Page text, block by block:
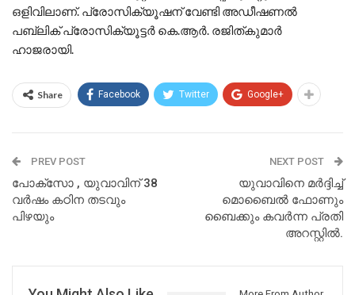
ഒളിവിലാണ്. പ്രോസിക്യൂഷന് വേണ്ടി അഡീഷണല്‍
പബ്ലിക് പ്രോസിക്യൂട്ടര്‍ കെ.ആര്‍. രജിത്കുമാര്‍
ഹാജരായി.
Share Facebook Twitter Google+
PREV POST
പോക്‌സോ , യുവാവിന് 38
വര്‍ഷം കഠിന തടവും
പിഴയും
NEXT POST
യുവാവിനെ മര്‍ദ്ദിച്ച്
മൊബൈല്‍ ഫോണും
ബൈക്കും കവർന്ന പ്രതി
അറസ്റ്റില്‍.